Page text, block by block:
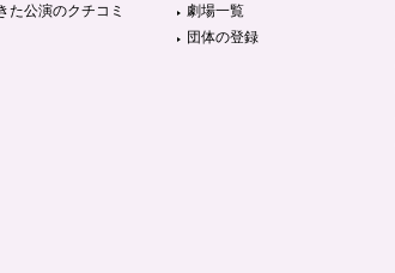
た公演のクチコミ
劇場一覧
団体の登録